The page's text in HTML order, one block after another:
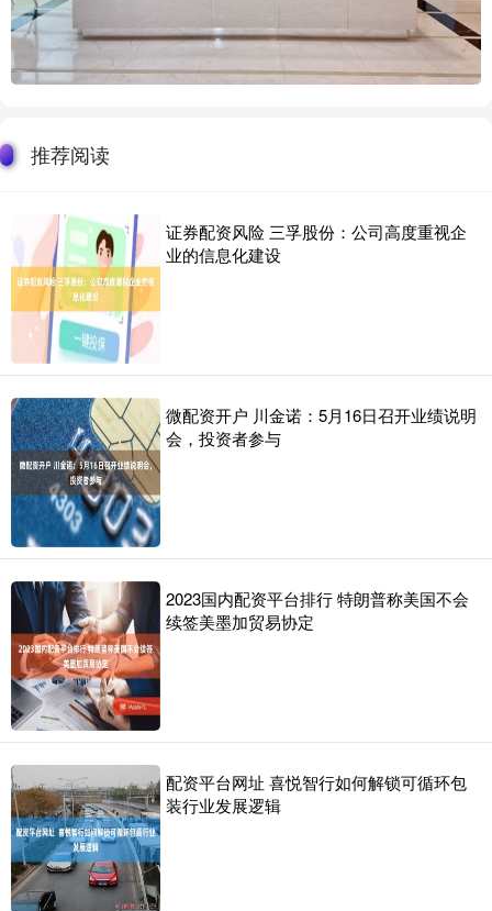
推荐阅读
证券配资风险 三孚股份：公司高度重视企
业的信息化建设
微配资开户 川金诺：5月16日召开业绩说明
会，投资者参与
2023国内配资平台排行 特朗普称美国不会
续签美墨加贸易协定
配资平台网址 喜悦智行如何解锁可循环包
装行业发展逻辑